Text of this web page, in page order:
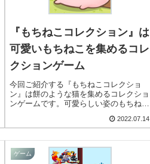
『もちねこコレクション』は
可愛いもちねこを集めるコレ
クションゲーム
今回ご紹介する『もちねこコレクショ
ン』は餅のような猫を集めるコレクショ
ンゲームです。可愛らしい姿のもちねこ
を集めることを目指します。簡単操作
2022.07.14
ゲーム